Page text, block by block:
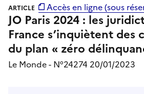
Accès en ligne (sous
ARTICLE
JO Paris 2024 : les
France s’inquiètent des
du plan « zéro
Le Monde - N°24274 20/01/2023